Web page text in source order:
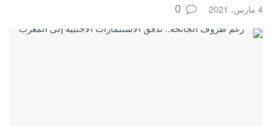
4 مارس، 2021 0